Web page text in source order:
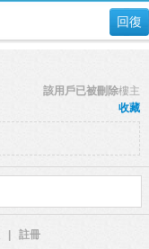
回復
樓主
該用戶已被刪除
收藏
註冊